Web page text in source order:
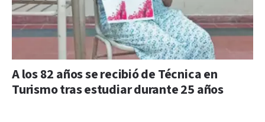
A los 82 años se recibió de Técnica en
Turismo tras estudiar durante 25 años